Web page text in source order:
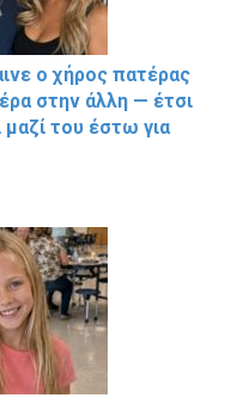
ο χήρος πατέρας
στην άλλη — έτσι
του έστω για